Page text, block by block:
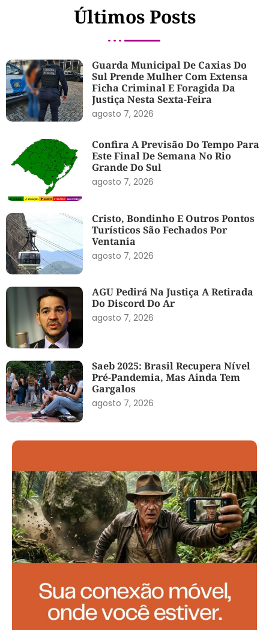
Últimos Posts
Guarda Municipal De Caxias Do
Sul Prende Mulher Com Extensa
Ficha Criminal E Foragida Da
Justiça Nesta Sexta-Feira
agosto 7, 2026
Confira A Previsão Do Tempo Para
Este Final De Semana No Rio
Grande Do Sul
agosto 7, 2026
Cristo, Bondinho E Outros Pontos
Turísticos São Fechados Por
Ventania
agosto 7, 2026
AGU Pedirá Na Justiça A Retirada
Do Discord Do Ar
agosto 7, 2026
Saeb 2025: Brasil Recupera Nível
Pré-Pandemia, Mas Ainda Tem
Gargalos
agosto 7, 2026